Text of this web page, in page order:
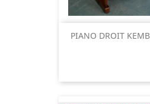
PIANO DROIT